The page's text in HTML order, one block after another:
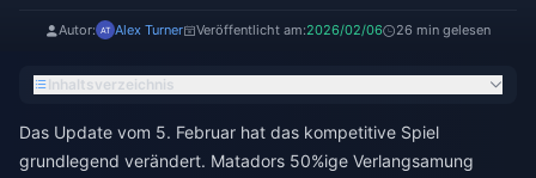
Autor: Alex Turner Veröffentlicht am:2026/02/06 26 min gelesen
Inhaltsverzeichnis
Das Update vom 5. Februar hat das kompetitive Spiel
grundlegend verändert. Matadors 50%ige Verlangsamung